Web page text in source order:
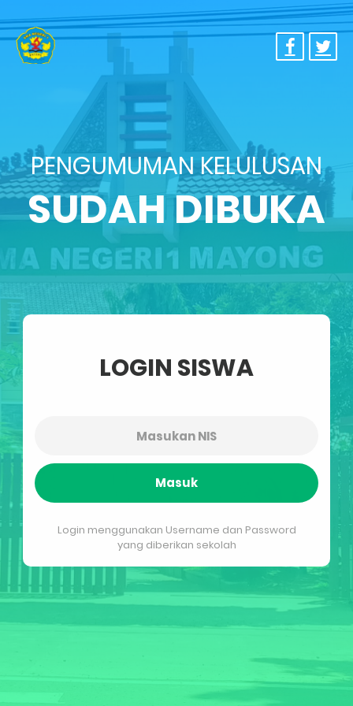
PENGUMUMAN KELULUSAN
SUDAH DIBUKA
LOGIN SISWA
Masuk
Login menggunakan Username dan Password
yang diberikan sekolah